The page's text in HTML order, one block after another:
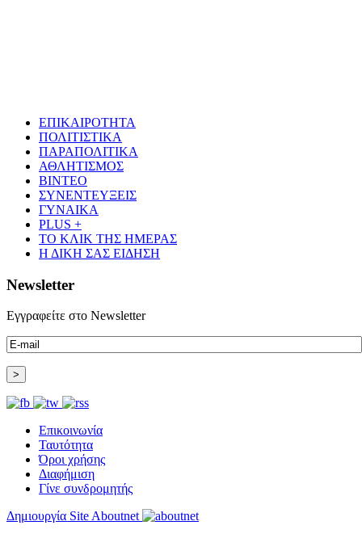
ΕΠΙΚΑΙΡΟΤΗΤΑ
ΠΟΛΙΤΙΣΤΙΚΑ
ΠΑΡΑΠΟΛΙΤΙΚΑ
ΑΘΛΗΤΙΣΜΟΣ
ΒΙΝΤΕΟ
ΣΥΝΕΝΤΕΥΞΕΙΣ
ΓΥΝΑΙΚΑ
PLUS +
ΤΟ ΚΛΙΚ ΤΗΣ ΗΜΕΡΑΣ
Η ΔΙΚΗ ΣΑΣ ΕΙΔΗΣΗ
Newsletter
Εγγραφείτε στο Newsletter
Επικοινωνία
Ταυτότητα
Όροι χρήσης
Διαφήμιση
Γίνε συνδρομητής
Δημιουργία Site Aboutnet